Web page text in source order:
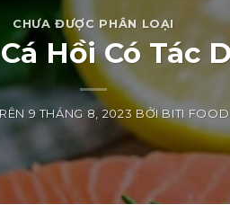
CHƯA ĐƯỢC PHÂN LOẠI
Hồi Có Tác
9 THÁNG 8, 2023 BỞIBITI FOOD